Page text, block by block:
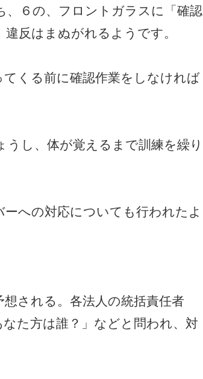
、６の、フロントガラスに「確認
反はまぬがれるようです。
くる前に確認作業をしなければ
し、体が覚えるまで訓練を繰り
への対応についても行われたよ
される。各法人の統括責任者
た方は誰？」などと問われ、対